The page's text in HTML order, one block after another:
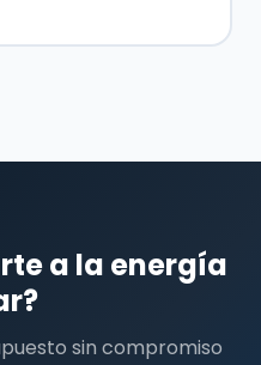
a la energía
sin compromiso